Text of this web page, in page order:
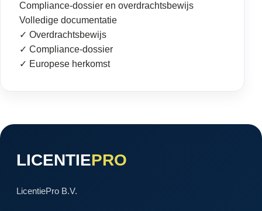
Compliance-dossier en overdrachtsbewijs
Volledige documentatie
✓ Overdrachtsbewijs
✓ Compliance-dossier
✓ Europese herkomst
LICENTIEPRO
LicentiePro B.V.